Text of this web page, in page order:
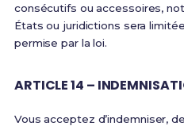
consécutifs ou accessoires,
États ou juridictions sera
permise par la loi.
ARTICLE 14 –
Vous acceptez d’indemniser,